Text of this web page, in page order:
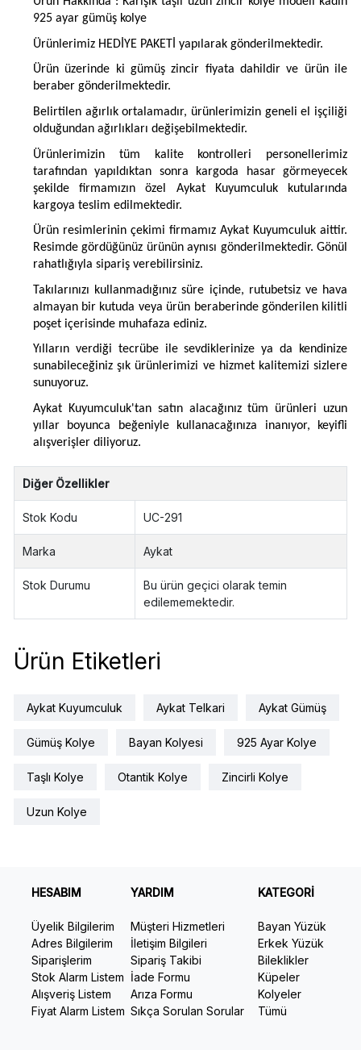
925 ayar gümüş kolye
Ürünlerimiz HEDİYE PAKETİ yapılarak gönderilmektedir.
Ürün üzerinde ki gümüş zincir fiyata dahildir ve ürün ile
beraber gönderilmektedir.
Belirtilen ağırlık ortalamadır, ürünlerimizin geneli el işçiliği
olduğundan ağırlıkları değişebilmektedir.
Ürünlerimizin tüm kalite kontrolleri personellerimiz
tarafından yapıldıktan sonra kargoda hasar görmeyecek
şekilde firmamızın özel Aykat Kuyumculuk kutularında
kargoya teslim edilmektedir.
Ürün resimlerinin çekimi firmamız Aykat Kuyumculuk aittir.
Resimde gördüğünüz ürünün aynısı gönderilmektedir. Gönül
rahatlığıyla sipariş verebilirsiniz.
Takılarınızı kullanmadığınız süre içinde, rutubetsiz ve hava
almayan bir kutuda veya ürün beraberinde gönderilen kilitli
poşet içerisinde muhafaza ediniz.
Yılların verdiği tecrübe ile sevdiklerinize ya da kendinize
sunabileceğiniz şık ürünlerimizi ve hizmet kalitemizi sizlere
sunuyoruz.
Aykat Kuyumculuk'tan satın alacağınız tüm ürünleri uzun
yıllar boyunca beğeniyle kullanacağınıza inanıyor, keyifli
alışverişler diliyoruz.
Diğer Özellikler
Stok Kodu UC-291
Marka Aykat
Stok Durumu
Bu ürün geçici olarak temin
edilememektedir.
Ürün Etiketleri
Aykat Kuyumculuk Aykat Telkari Aykat Gümüş
Gümüş Kolye Bayan Kolyesi 925 Ayar Kolye
Taşlı Kolye Otantik Kolye Zincirli Kolye
Uzun Kolye
HESABIM
Üyelik Bilgilerim
Adres Bilgilerim
Siparişlerim
Stok Alarm Listem
Alışveriş Listem
Fiyat Alarm Listem
YARDIM
Müşteri Hizmetleri
İletişim Bilgileri
Sipariş Takibi
İade Formu
Arıza Formu
Sıkça Sorulan Sorular
KATEGORİ
Bayan Yüzük
Erkek Yüzük
Bileklikler
Küpeler
Kolyeler
Tümü